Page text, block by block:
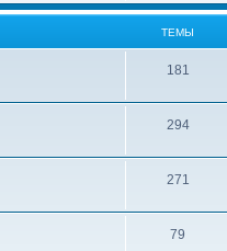
ТЕМЫ
181
294
271
79